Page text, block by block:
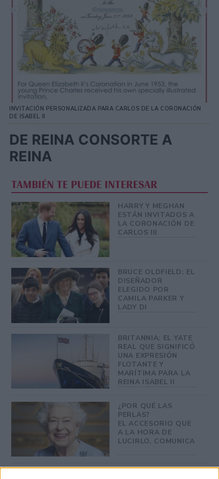
INVITACIÓN PERSONALIZADA PARA CARLOS DE LA CORONACIÓN
DE ISABEL II
DE REINA CONSORTE A
REINA
TAMBIÉN TE PUEDE INTERESAR
HARRY Y MEGHAN
ESTÁN INVITADOS A
LA CORONACIÓN DE
CARLOS III
BRUCE OLDFIELD: EL
DISEÑADOR
ELEGIDO POR
CAMILA PARKER Y
LADY DI
BRITANNIA: EL YATE
REAL QUE SIGNIFICÓ
UNA EXPRESIÓN
FLOTANTE Y
MARÍTIMA PARA LA
REINA ISABEL II
¿POR QUÉ LAS
PERLAS?
EL ACCESORIO QUE
A LA HORA DE
LUCIRLO, COMUNICA